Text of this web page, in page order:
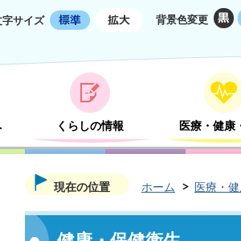
字サイズ 背景色変更
くらしの情報 医療・健康
現在の位置 ホーム 医療・